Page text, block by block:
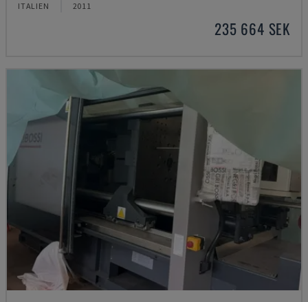
ITALIEN 2011
235 664 SEK